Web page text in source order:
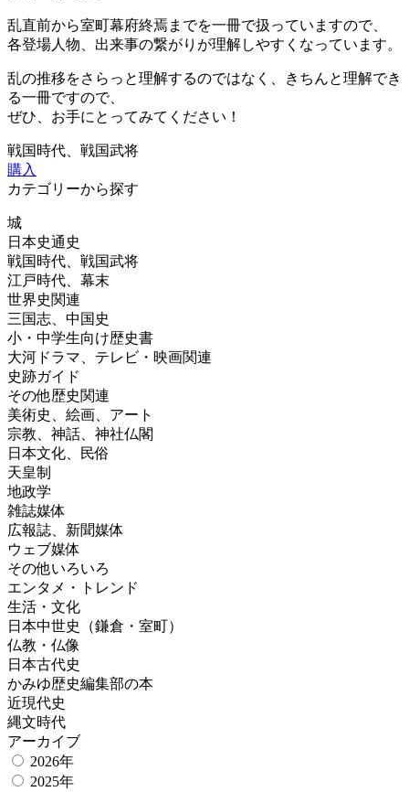
乱直前から室町幕府終焉までを一冊で扱っていますので、
各登場人物、出来事の繋がりが理解しやすくなっています。
乱の推移をさらっと理解するのではなく、きちんと理解でき
る一冊ですので、
ぜひ、お手にとってみてください！
戦国時代、戦国武将
購入
カテゴリーから探す
城
日本史通史
戦国時代、戦国武将
江戸時代、幕末
世界史関連
三国志、中国史
小・中学生向け歴史書
大河ドラマ、テレビ・映画関連
史跡ガイド
その他歴史関連
美術史、絵画、アート
宗教、神話、神社仏閣
日本文化、民俗
天皇制
地政学
雑誌媒体
広報誌、新聞媒体
ウェブ媒体
その他いろいろ
エンタメ・トレンド
生活・文化
日本中世史（鎌倉・室町）
仏教・仏像
日本古代史
かみゆ歴史編集部の本
近現代史
縄文時代
アーカイブ
2026年
2025年